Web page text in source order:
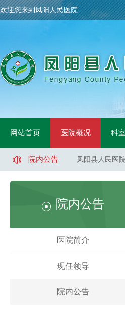
欢迎您来到凤阳人民医院
网站首页 医院概况 科
院内公告
凤阳县人民医
凤阳县人民医
凤阳县人民医
凤阳县人民医
凤阳县人民医
凤阳县人民医
凤阳县人民医
凤阳县人民医
凤阳县人民医
凤阳县人民医
院内公告
医院简介
现任领导
院内公告